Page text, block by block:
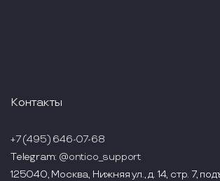
Контакты
+7 (495) 646-07-68
Telegram: @ontico_support
125040, Москва, Нижняя ул., д. 14, стр. 7,